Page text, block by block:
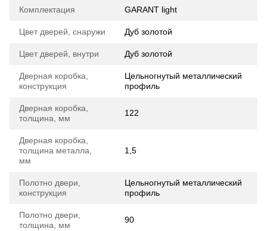
Комплектация GARANT light
Цвет дверей, снаружи Дуб золотой
Цвет дверей, внутри Дуб золотой
Дверная коробка,
конструкция
Цельногнутый металлический
профиль
Дверная коробка,
толщина, мм
122
Дверная коробка,
толщина металла,
мм
1,5
Полотно двери,
конструкция
Цельногнутый металлический
профиль
Полотно двери,
толщина, мм
90